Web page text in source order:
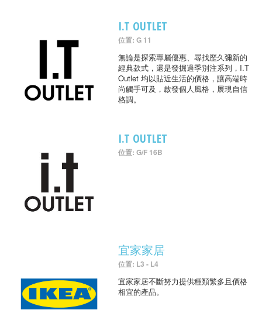
I.T OUTLET
位置: G 11
無論是探索專屬優惠、尋找歷久彌新的
經典款式，還是發掘過季別注系列，I.T
Outlet 均以貼近生活的價格，讓高端時
尚觸手可及，啟發個人風格，展現自信
格調。
I.T OUTLET
位置: G/F 16B
宜家家居
位置: L3 - L4
宜家家居不斷努力提供種類繁多且價格
相宜的產品。